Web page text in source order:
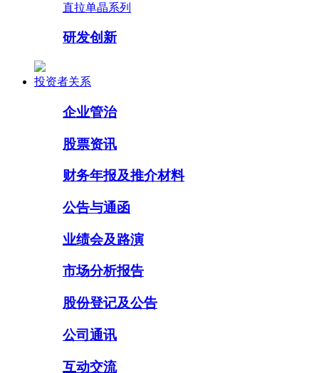
直拉单晶系列
研发创新
投资者关系
企业管治
股票资讯
财务年报及推介材料
公告与通函
业绩会及路演
市场分析报告
股份登记及公告
公司通讯
互动交流